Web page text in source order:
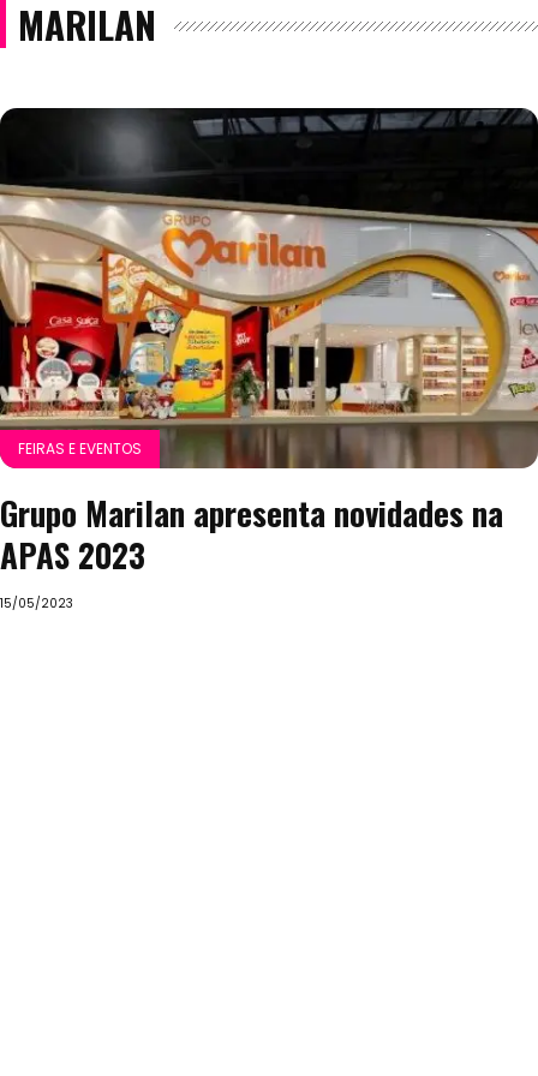
MARILAN
FEIRAS E EVENTOS
Grupo Marilan apresenta novidades na
APAS 2023
15/05/2023